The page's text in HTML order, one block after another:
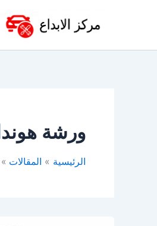
ورشة
الرئيسية المقالات